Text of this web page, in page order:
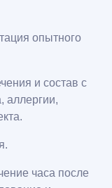
опытного
и состав с
аллергии,
часа после